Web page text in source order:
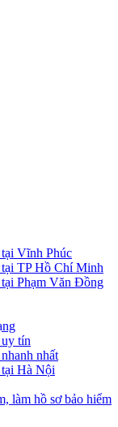
Vĩnh Phúc
TP Hồ Chí Minh
Phạm Văn Đồng
tín
nhất
Hà Nội
làm hồ sơ bảo hiểm